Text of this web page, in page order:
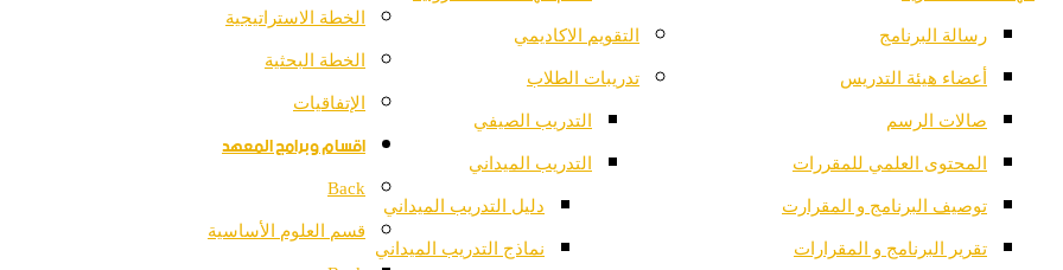
رسالة البرنامج
أعضاء هيئة التدريس
صالات الرسم
المحتوى العلمي للمقررات
توصيف البرنامج و المقرارت
تقرير البرنامج و المقرارات
التقويم الاكاديمي
تدريبات الطلاب
التدريب الصيفي
التدريب الميداني
دليل التدريب الميداني
نماذج التدريب الميداني
الخطة الاستراتيجية
الخطة البحثية
الإتفاقيات
اقسام وبرامج المعهد
Back
قسم العلوم الأساسية